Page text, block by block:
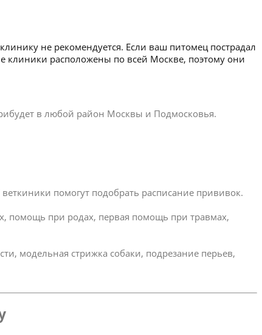
не рекомендуется. Если ваш питомец пострадал
клиники расположены по всей Москве, поэтому они
в любой район Москвы и Подмосковья.
помогут подобрать расписание прививок.
помощь при родах, первая помощь при травмах,
модельная стрижка собаки, подрезание перьев,